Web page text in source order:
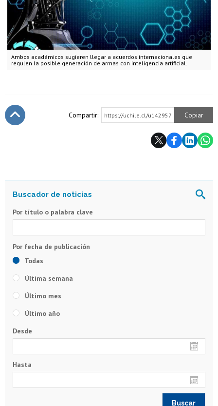
Ambos académicos sugieren llegar a acuerdos internacionales que
regulen la posible generación de armas con inteligencia artificial.
Compartir: https://uchile.cl/u142957 Copiar
Por título o palabra clave
Todas
Última semana
Último mes
Último año
Desde
Hasta